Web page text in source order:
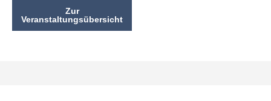
Zur
Veranstaltungsübersicht